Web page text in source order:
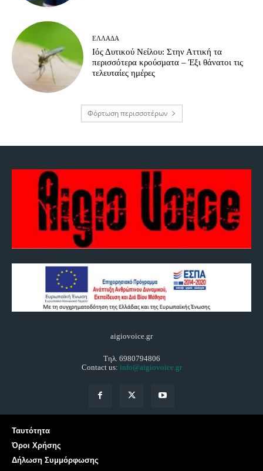
ΕΛΛΆΔΑ
Ιός Δυτικού Νείλου: Στην Αττική τα
περισσότερα κρούσματα – Έξι θάνατοι τις
τελευταίες ημέρες
Φόρτωση περισσοτέρων
aigiovoice.gr
Τηλ. 6980794806
Contact us: info@aigiovoice.gr
Ταυτότητα
Όροι Χρήσης
Δήλωση Συμμόρφωσης